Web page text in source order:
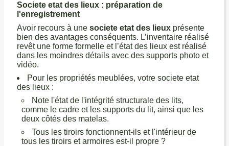
Societe etat des lieux : préparation de
l'enregistrement
Avoir recours à une societe etat des lieuxprésente
bien des avantages conséquents. L’inventaire réalisé
revêt une forme formelle et l’état des lieux est réalisé
dans les moindres détails avec des supports photo et
vidéo.
Pour les propriétés meublées, votre societe etat
des lieux :
Note l'état de l'intégrité structurale des lits,
comme le cadre et les supports du lit, ainsi que les
deux côtés des matelas.
Tous les tiroirs fonctionnent-ils et l'intérieur de
tous les tiroirs et armoires est-il propre ?